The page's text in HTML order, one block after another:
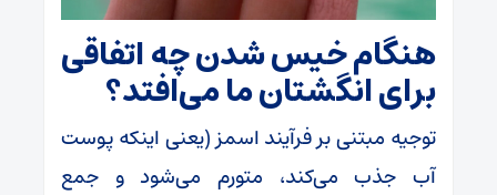
هنگام خیس شدن چه اتفاقی
برای انگشتان ما می‌افتد؟
توجیه مبتنی بر فرآیند اسمز (یعنی اینکه پوست
آب جذب می‌کند، متورم می‌شود و جمع